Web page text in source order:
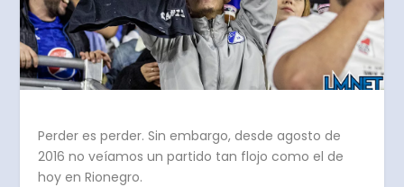
Perder es perder. Sin embargo, desde agosto de
2016 no veíamos un partido tan flojo como el de
hoy en Rionegro.